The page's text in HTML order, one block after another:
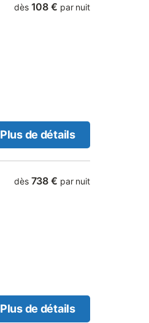
dès 108 € par nuit
Plus de détails
dès 738 € par nuit
Plus de détails